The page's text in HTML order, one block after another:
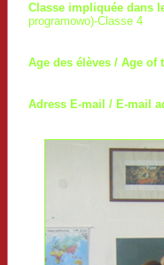
Classe impliquée dans
programowo)-Classe 4
Age des élèves / Age of
Adress E-mail / E-mail